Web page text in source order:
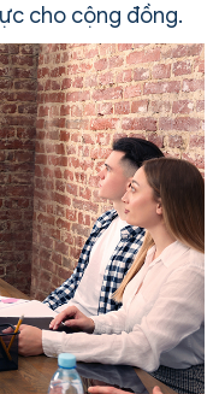
cho cộng đồng.